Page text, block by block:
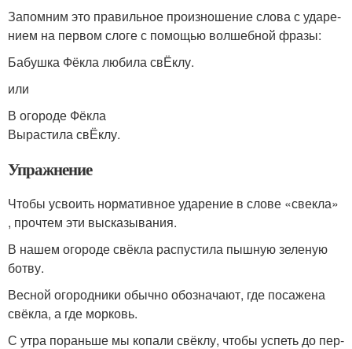
Запомним это пра­виль­ное про­из­но­ше­ние сло­ва с уда­ре­
ни­ем на пер­вом сло­ге с помо­щью вол­шеб­ной фра­зы:
Бабушка Фёкла люби­ла свЁклу.
или
В ого­ро­де Фёкла
Вырастила свЁклу.
Упражнение
Чтобы усво­ить нор­ма­тив­ное уда­ре­ние в сло­ве «свек­ла»
, про­чтем эти выска­зы­ва­ния.
В нашем ого­ро­де свёк­ла рас­пу­сти­ла пыш­ную зеле­ную
ботву.
Весной ого­род­ни­ки обыч­но обо­зна­ча­ют, где поса­же­на
свёк­ла, а где мор­ковь.
С утра порань­ше мы копа­ли свёк­лу, что­бы успеть до пер­